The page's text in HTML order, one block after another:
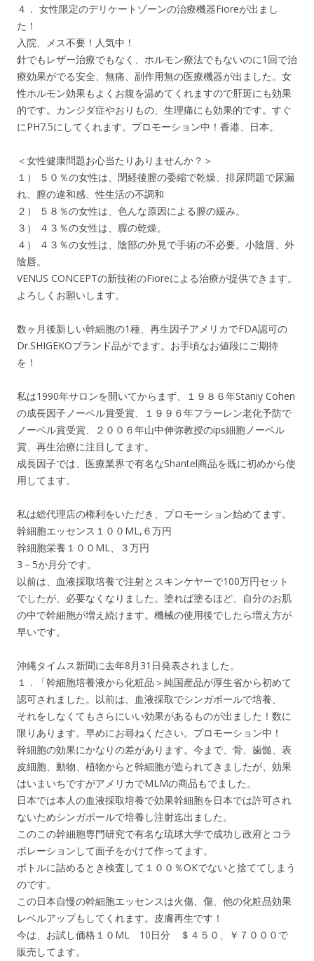
４． 女性限定のデリケートゾーンの治療機器Fioreが出まし
た！
入院、メス不要！人気中！
針でもレザー治療でもなく、ホルモン療法でもないのに1回で治
療効果がでる安全、無痛、副作用無の医療機器が出ました。女
性ホルモン効果もよくお腹を温めてくれますので肝斑にも効果
的です。カンジダ症やおりもの、生理痛にも効果的です。すぐ
にPH7.5にしてくれます。プロモーション中！香港、日本。
＜女性健康問題お心当たりありませんか？＞
１） ５０％の女性は、閉経後膣の委縮で乾燥、排尿問題で尿漏
れ、膣の違和感、性生活の不調和
２） ５８％の女性は、色んな原因による膣の緩み。
３） ４３％の女性は、膣の乾燥。
４） ４３％の女性は、陰部の外見で手術の不必要。小陰唇、外
陰唇。
VENUS CONCEPTの新技術のFioreによる治療が提供できます。
よろしくお願いします。
数ヶ月後新しい幹細胞の1種、再生因子アメリカでFDA認可の
Dr.SHIGEKOブランド品がでます。お手頃なお値段にご期待
を！
私は1990年サロンを開いてからまず、１９８６年Staniy Cohen
の成長因子ノーベル賞受賞、１９９６年フラーレン老化予防で
ノーベル賞受賞、２００６年山中伸弥教授のips細胞ノーベル
賞、再生治療に注目してます。
成長因子では、医療業界で有名なShantel商品を既に初めから使
用してます。
私は総代理店の権利をいただき、プロモーション始めてます。
幹細胞エッセンス１００ML,６万円
幹細胞栄養１００ML、３万円
3－5か月分です。
以前は、血液採取培養で注射とスキンケヤーで100万円セット
でしたが、必要なくなりました。塗れば塗るほど、自分のお肌
の中で幹細胞が増え続けます。機械の使用後でしたら増え方が
早いです。
沖縄タイムス新聞に去年8月31日発表されました。
１．「幹細胞培養液から化粧品＞純国産品が厚生省から初めて
認可されました。以前は、血液採取でシンガポールで培養、
それをしなくてもさらにいい効果があるものが出ました！数に
限りあります。早めにお尋ねください。プロモーション中！
幹細胞の効果にかなりの差があります。今まで、骨、歯髄、表
皮細胞、動物、植物からと幹細胞が造られてきましたが、効果
はいまいちですがアメリカでMLMの商品もでました。
日本では本人の血液採取培養で効果幹細胞を日本では許可され
ないためシンガポールで培養し注射迄出ました。
このこの幹細胞専門研究で有名な琉球大学で成功し政府とコラ
ボレーションして面子をかけて作ってます。
ボトルに詰めるとき検査して１００％OKでないと捨ててしまう
のです。
この日本自慢の幹細胞エッセンスは火傷、傷、他の化粧品効果
レベルアップもしてくれます。皮膚再生です！
今は、お試し価格１０ML 10日分 ＄４５０、￥７０００で
販売してます。